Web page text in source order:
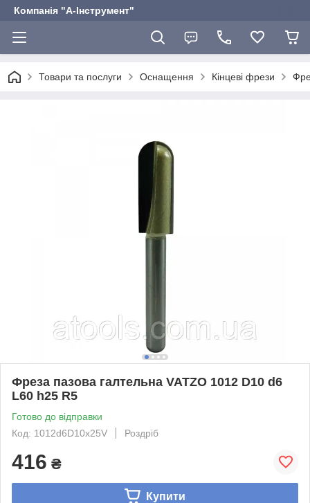
Компанія "А-Інструмент"
Товари та послуги Оснащення Кінцеві фрези
Фреза пазова галтельна VATZO 1012 D10 d6
L60 h25 R5
Готово до відправки
Код: 1012d6D10x25V
Роздріб
416 ₴
Купити